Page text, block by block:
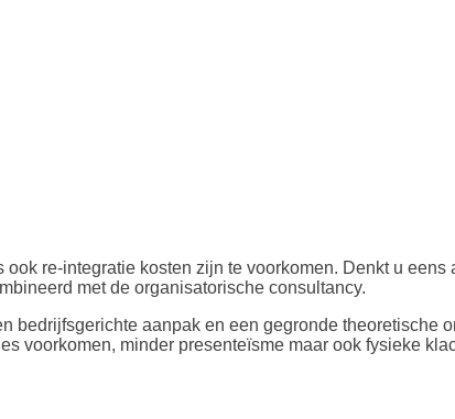
re-integratie kosten zijn te voorkomen. Denkt u
met de organisatorische consultancy.
bedrijfsgerichte aanpak en een gegronde theoretische
voorkomen, minder presenteïsme maar ook fysieke